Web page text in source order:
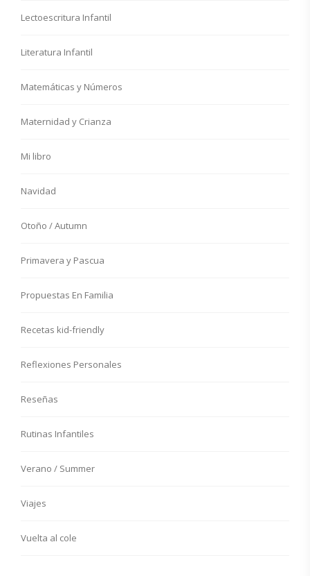
Lectoescritura Infantil
Literatura Infantil
Matemáticas y Números
Maternidad y Crianza
Mi libro
Navidad
Otoño / Autumn
Primavera y Pascua
Propuestas En Familia
Recetas kid-friendly
Reflexiones Personales
Reseñas
Rutinas Infantiles
Verano / Summer
Viajes
Vuelta al cole